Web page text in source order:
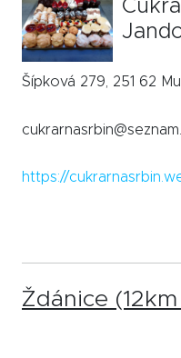
Šípková 279, 251 62
https://
Ždánice